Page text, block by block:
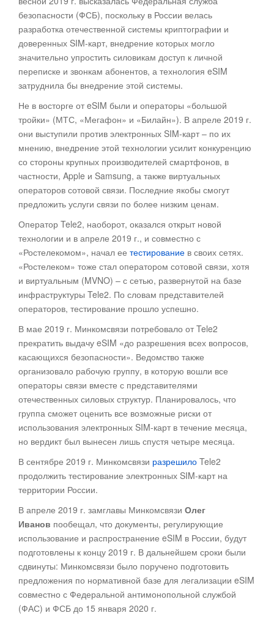
безопасности (ФСБ), поскольку в России велась
разработка отечественной системы криптографии и
доверенных SIM-карт, внедрение которых могло
значительно упростить силовикам доступ к личной
переписке и звонкам абонентов, а технология eSIM
затруднила бы внедрение этой системы.
Не в восторге от eSIM были и операторы «большой
тройки» (МТС, «Мегафон» и «Билайн»). В апреле 2019 г.
они выступили против электронных SIM-карт – по их
мнению, внедрение этой технологии усилит конкуренцию
со стороны крупных производителей смартфонов, в
частности, Apple и Samsung, а также виртуальных
операторов сотовой связи. Последние якобы смогут
предложить услуги связи по более низким ценам.
Оператор Tele2, наоборот, оказался открыт новой
технологии и в апреле 2019 г., и совместно с
«Ростелекомом», начал ее тестирование в своих сетях.
«Ростелеком» тоже стал оператором сотовой связи, хотя
и виртуальным (MVNO) – с сетью, развернутой на базе
инфраструктуры Tele2. По словам представителей
операторов, тестирование прошло успешно.
В мае 2019 г. Минкомсвязи потребовало от Tele2
прекратить выдачу eSIM «до разрешения всех вопросов,
касающихся безопасности». Ведомство также
организовало рабочую группу, в которую вошли все
операторы связи вместе с представителями
отечественных силовых структур. Планировалось, что
группа сможет оценить все возможные риски от
использования электронных SIM-карт в течение месяца,
но вердикт был вынесен лишь спустя четыре месяца.
В сентябре 2019 г. Минкомсвязи разрешило Tele2
продолжить тестирование электронных SIM-карт на
территории России.
В апреле 2019 г. замглавы Минкомсвязи Олег
Иванов пообещал, что документы, регулирующие
использование и распространение eSIM в России, будут
подготовлены к концу 2019 г. В дальнейшем сроки были
сдвинуты: Минкомсвязи было поручено подготовить
предложения по нормативной базе для легализации eSIM
совместно с Федеральной антимонопольной службой
(ФАС) и ФСБ до 15 января 2020 г.